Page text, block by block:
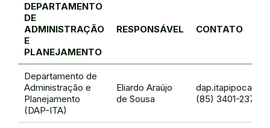
DEPARTAMENTO
DE
ADMINISTRAÇÃO
E
PLANEJAMENTO
RESPONSÁVEL CONTATO
Departamento de
Administração e
Planejamento
(DAP-ITA)
Eliardo Araújo
de Sousa
(85) 3401-2373